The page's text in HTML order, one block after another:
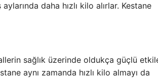
daha hızlı kilo alırlar. Kestane
sağlık üzerinde oldukça güçlü
aynı zamanda hızlı kilo almayı da